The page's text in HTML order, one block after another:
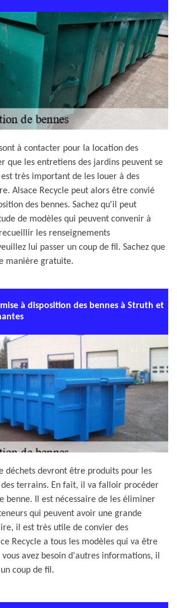
à contacter pour la location des
que les entretiens des jardins peuvent se
très important de les louer à des
Alsace Recycle peut alors être convié
des bennes. Sachez qu'il peut
de modèles qui peuvent convenir à
les renseignements
lui passer un coup de fil. Sachez que
manière gratuite.
à disposition des bennes à Struth et
déchets devront être produits pour les
terrains. En fait, il va falloir procéder
benne. Il est nécessaire de les éliminer
qui peuvent avoir une grande
il est très utile de convier des
Recycle a tous les modèles qui va être
avez besoin d'autres informations, il
coup de fil.